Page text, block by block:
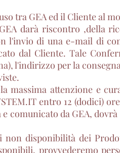
tra GEA ed il Cliente al
darà riscontro ,della
l'invio di una e-mail di
dal Cliente. Tale
l'indirizzo per la
massima attenzione e
entro 12 (dodici)
comunicato da GEA,
non disponibilità dei
provvederemo